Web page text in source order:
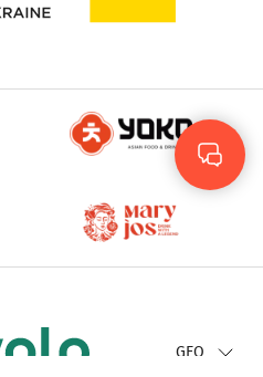
GEO
Rus